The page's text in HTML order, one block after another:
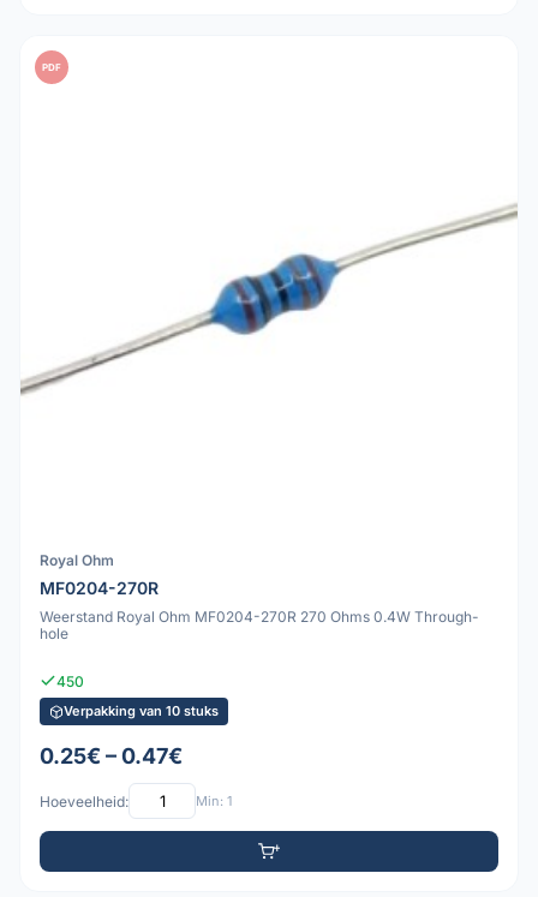
PDF
Royal Ohm
MF0204-270R
Weerstand Royal Ohm MF0204-270R 270 Ohms 0.4W Through-
hole
450
Verpakking van 10 stuks
0.25€ – 0.47€
Hoeveelheid: Min: 1